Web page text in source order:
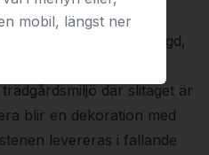
kantsten).
och lång livslängd,
såväl hårt trafikerade
där slitaget är
blir en dekoration med
levereras i fallande
mobil, längst ner